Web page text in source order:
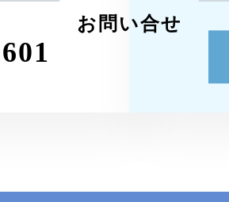
お問い合せ